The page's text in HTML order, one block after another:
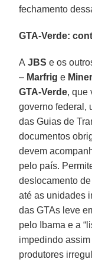
fechamento
GTA-Verde:
A JBS e os
– Marfrig e
GTA-Verde, que
governo federal,
das Guias de
documentos
devem
pelo país.
deslocamento
até as unidades
das GTAs leve
pelo Ibama e a
impedindo
produtores